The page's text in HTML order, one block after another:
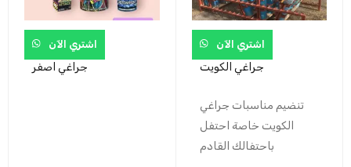
اشتري الآن
جراغي اصفر
اشتري الآن
جراغي الكويت
تنضيم مناسبات جراغي
الكويت خاصة احتفل
باحتفالك القادم